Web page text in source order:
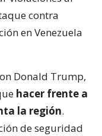
contra
en Venezuela
Donald Trump,
hacer frente a
la región.
de seguridad